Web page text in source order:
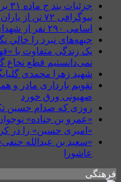
جزئیات بند ج ماده ۳۱ برنامه هفتم توسعه در مورد ایثارگران
بیوگرافی ۷۲ تن از یاران شیدای امام حسین علیه‌السلام
اسامی ۲۹۰ نفر از شهدای پرواز ۶۵۵ ایران ایر
جبهه‌های نبرد را خالي
نمی‌دانستیم قطع نخاع
شهید زهرا محمدی
تقویم بارداری مادر و
صهیونی ورق خورد
روزی که صدام حسین
«امیری حسین» را در
«سعید بن عبدالله
عاشورا
فرهنگی